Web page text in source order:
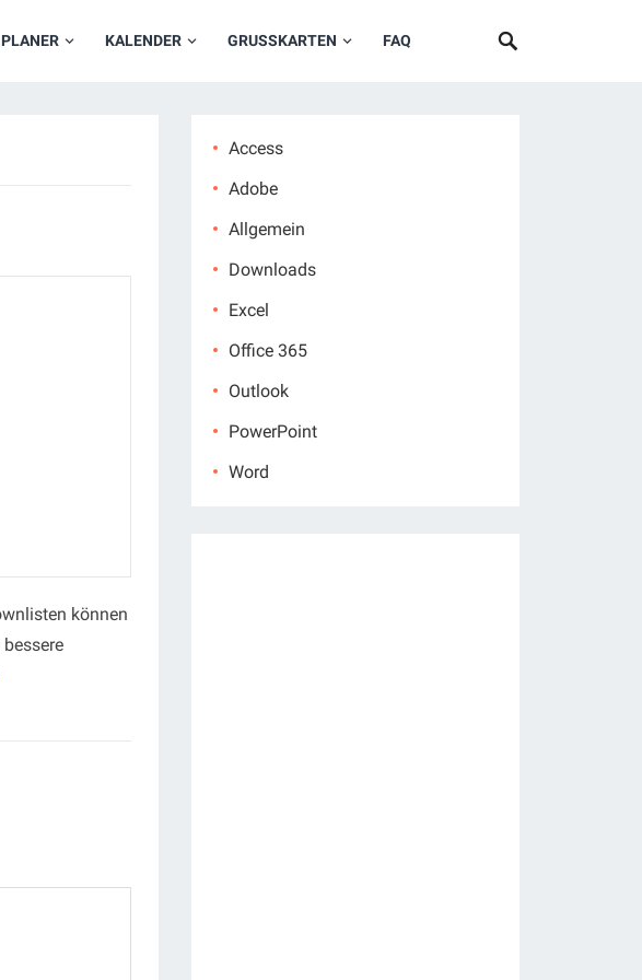
PLANER KALENDER GRUSSKARTEN FAQ
können
Access
Adobe
Allgemein
Downloads
Excel
Office 365
Outlook
PowerPoint
Word